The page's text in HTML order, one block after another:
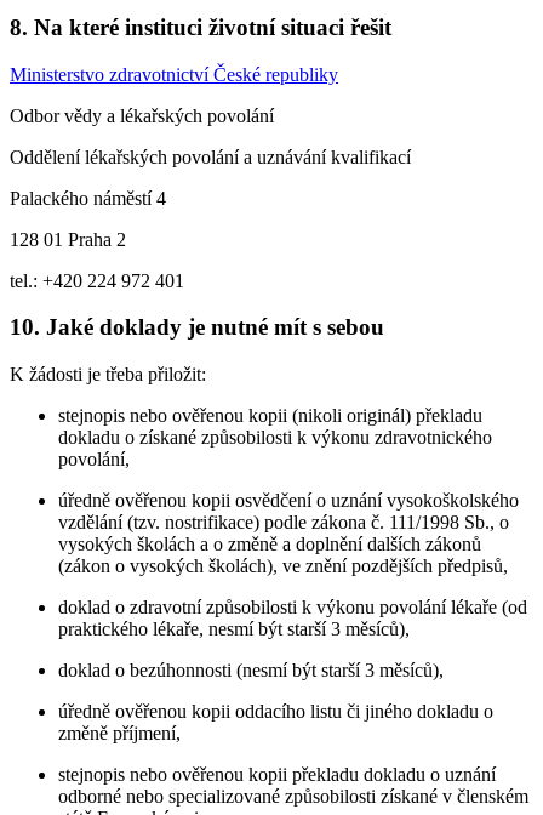
8. Na které instituci životní situaci řešit
Ministerstvo zdravotnictví České republiky
Odbor vědy a lékařských povolání
Oddělení lékařských povolání a uznávání kvalifikací
Palackého náměstí 4
128 01 Praha 2
tel.: +420 224 972 401
10. Jaké doklady je nutné mít s sebou
K žádosti je třeba přiložit:
stejnopis nebo ověřenou kopii (nikoli originál) překladu
dokladu o získané způsobilosti k výkonu zdravotnického
povolání,
úředně ověřenou kopii osvědčení o uznání vysokoškolského
vzdělání (tzv. nostrifikace) podle zákona č. 111/1998 Sb., o
vysokých školách a o změně a doplnění dalších zákonů
(zákon o vysokých školách), ve znění pozdějších předpisů,
doklad o zdravotní způsobilosti k výkonu povolání lékaře (od
praktického lékaře, nesmí být starší 3 měsíců),
doklad o bezúhonnosti (nesmí být starší 3 měsíců),
úředně ověřenou kopii oddacího listu či jiného dokladu o
změně příjmení,
stejnopis nebo ověřenou kopii překladu dokladu o uznání
odborné nebo specializované způsobilosti získané v členském